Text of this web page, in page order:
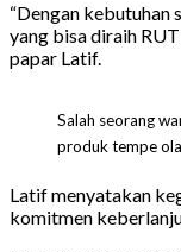
“Dengan kebutuhan
yang bisa diraih
papar Latif.
Salah seorang
produk tempe
Latif menyatakan
komitmen